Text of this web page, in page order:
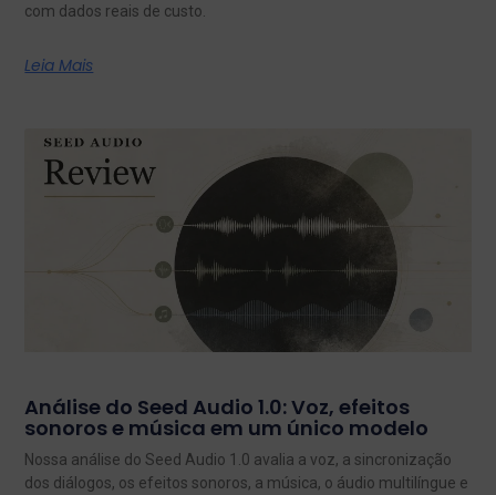
com dados reais de custo.
Leia Mais
Análise do Seed Audio 1.0: Voz, efeitos
sonoros e música em um único modelo
Nossa análise do Seed Audio 1.0 avalia a voz, a sincronização
dos diálogos, os efeitos sonoros, a música, o áudio multilíngue e